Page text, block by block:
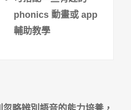
phonics 動畫或 app
輔助教學